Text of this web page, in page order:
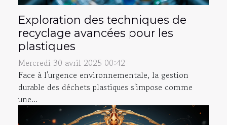
Exploration des techniques de
recyclage avancées pour les
plastiques
Mercredi 30 avril 2025 00:42
Face à l'urgence environnementale, la gestion
durable des déchets plastiques s'impose comme
une...